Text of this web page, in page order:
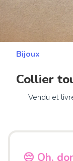
Bijoux
Collier
Vendu et
😔 Oh,